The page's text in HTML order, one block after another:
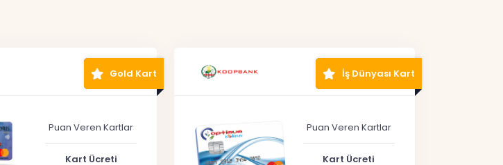
Gold Kart
Puan Veren Kartlar
Kart Ücreti
İş Dünyası Kart
Puan Veren Kartlar
Kart Ücreti